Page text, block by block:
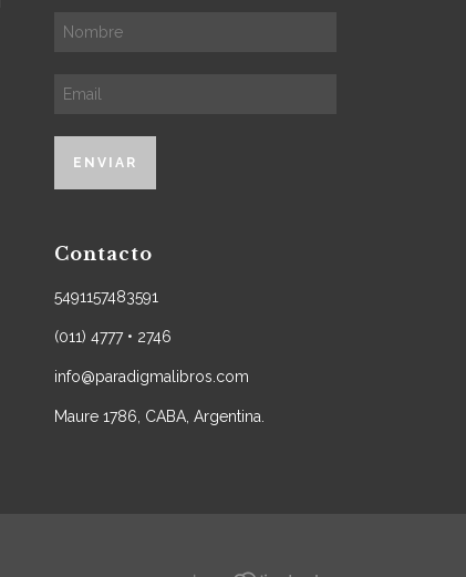
Contacto
5491157483591
(011) 4777 • 2746
info@paradigmalibros.com
Maure 1786, CABA, Argentina.